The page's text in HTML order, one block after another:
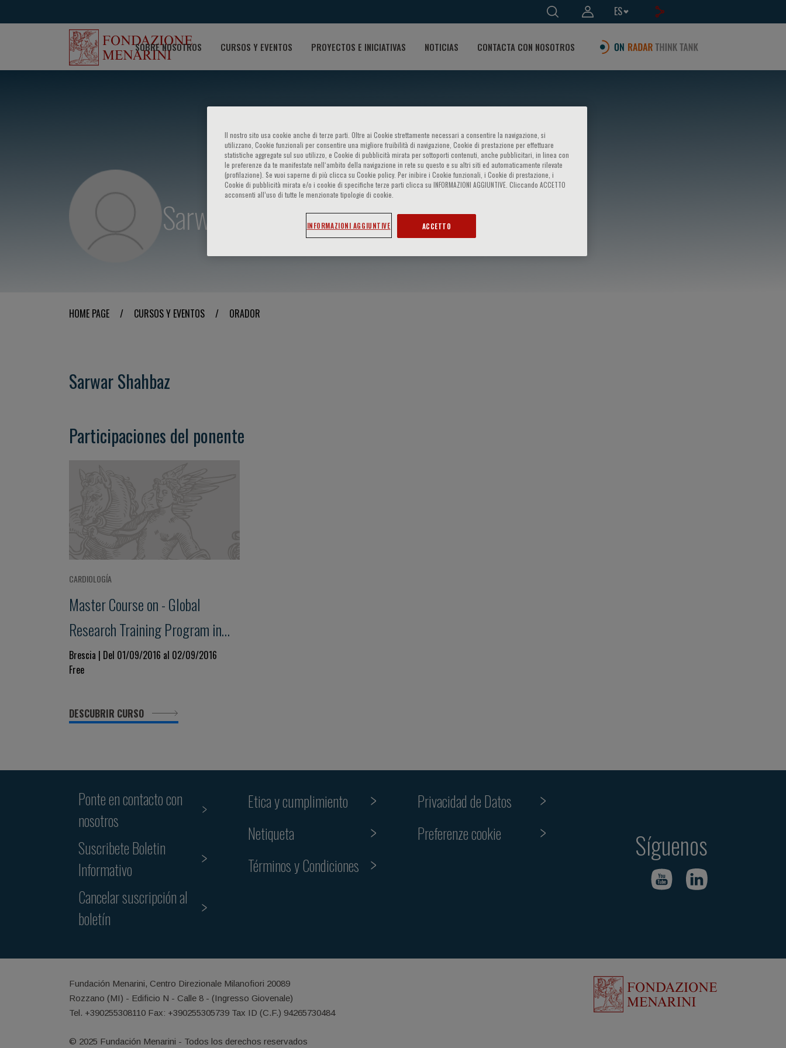
ES
SOBRE NOSOTROS CURSOS Y EVENTOS PROYECTOS E INICIATIVAS NOTICIAS CONTACTA CON NOSOTROS
Sarwar Shahbaz
HOME PAGE / CURSOS Y EVENTOS / ORADOR
Sarwar Shahbaz
Participaciones del ponente
CARDIOLOGÍA
Master Course on - Global
Research Training Program in
Drug Development for Heart
Failure
Brescia | Del 01/09/2016 al 02/09/2016
Free
DESCUBRIR CURSO
Ponte en contacto con
nosotros
Suscribete Boletin
Informativo
Cancelar suscripción al
boletín
Etica y cumplimiento
Netiqueta
Términos y Condiciones
Privacidad de Datos
Preferenze cookie
Síguenos
Fundación Menarini, Centro Direzionale Milanofiori 20089
Rozzano (MI) - Edificio N - Calle 8 - (Ingresso Giovenale)
Tel. +390255308110 Fax: +390255305739 Tax ID (C.F.) 94265730484
© 2025 Fundación Menarini - Todos los derechos reservados
Il nostro sito usa cookie anche di terze parti. Oltre ai Cookie strettamente necessari a consentire la navigazione, si
utilizzano, Cookie funzionali per consentire una migliore fruibilità di navigazione, Cookie di prestazione per effettuare
statistiche aggregate sul suo utilizzo, e Cookie di pubblicità mirata per sottoporti contenuti, anche pubblicitari, in linea con
le preferenze da te manifestate nell‘ambito della navigazione in rete su questo e su altri siti ed automaticamente rilevate
(profilazione). Se vuoi saperne di più clicca su Cookie policy. Per inibire i Cookie funzionali, i Cookie di prestazione, i
Cookie di pubblicità mirata e/o i cookie di specifiche terze parti clicca su INFORMAZIONI AGGIUNTIVE. Cliccando ACCETTO
acconsenti all’uso di tutte le menzionate tipologie di cookie.
INFORMAZIONI AGGIUNTIVE ACCETTO